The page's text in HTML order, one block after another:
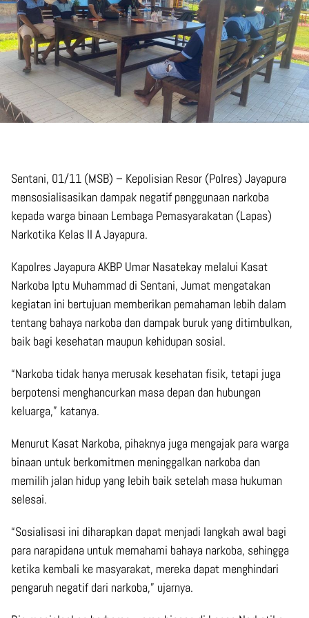
Sentani, 01/11 (MSB) – Kepolisian Resor (Polres) Jayapura
mensosialisasikan dampak negatif penggunaan narkoba
kepada warga binaan Lembaga Pemasyarakatan (Lapas)
Narkotika Kelas II A Jayapura.
Kapolres Jayapura AKBP Umar Nasatekay melalui Kasat
Narkoba Iptu Muhammad di Sentani, Jumat mengatakan
kegiatan ini bertujuan memberikan pemahaman lebih dalam
tentang bahaya narkoba dan dampak buruk yang ditimbulkan,
baik bagi kesehatan maupun kehidupan sosial.
“Narkoba tidak hanya merusak kesehatan fisik, tetapi juga
berpotensi menghancurkan masa depan dan hubungan
keluarga,” katanya.
Menurut Kasat Narkoba, pihaknya juga mengajak para warga
binaan untuk berkomitmen meninggalkan narkoba dan
memilih jalan hidup yang lebih baik setelah masa hukuman
selesai.
“Sosialisasi ini diharapkan dapat menjadi langkah awal bagi
para narapidana untuk memahami bahaya narkoba, sehingga
ketika kembali ke masyarakat, mereka dapat menghindari
pengaruh negatif dari narkoba,” ujarnya.